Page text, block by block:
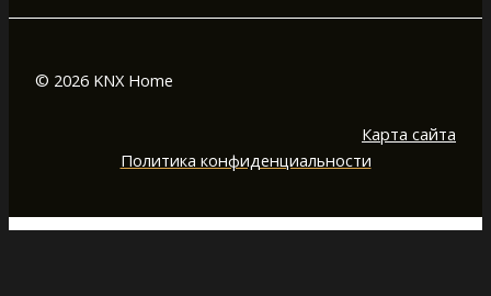
© 2026 KNX Home
Карта сайта
Политика конфиденциальности